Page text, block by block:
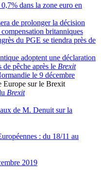
dans la zone euro en
de prolonger la décision
britanniques
du PGE se tiendra près de
adoptent une déclaration
pêche après le Brexit
le 9 décembre
Europe sur le Brexit
Brexit
de M. Denuit sur la
: du 18/11 au
2019